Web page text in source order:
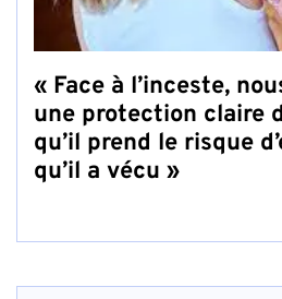
« Face à l’inceste,
une protection claire
qu’il prend le risque
qu’il a vécu »